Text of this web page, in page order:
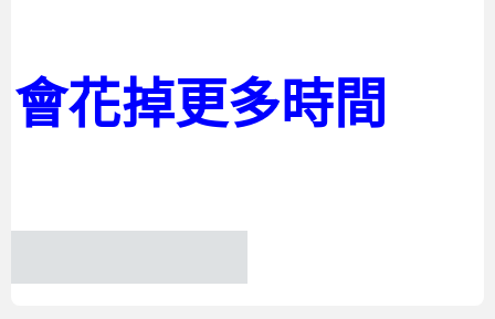
會花掉更多時間